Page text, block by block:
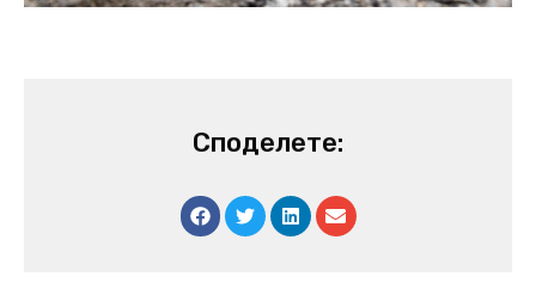
Споделете: